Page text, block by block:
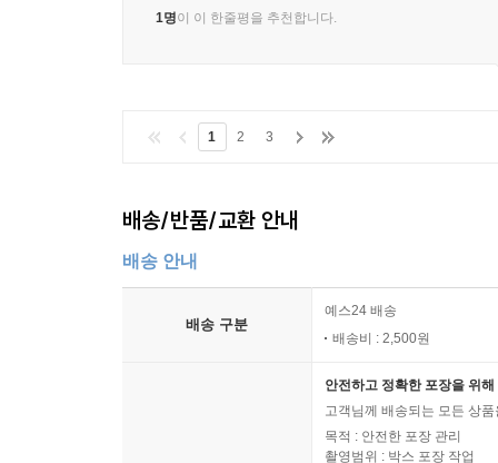
1명이 이 한줄평을 추천합니다.
1 2 3
배송/반품/교환 안내
배송 안내
배송 구분
예스24 배송
배송비 : 2,500원
안전하고 정확한 포장을 위
고객님께 배송되는 모든 상
목적 : 안전한 포장 관리
촬영범위 : 박스 포장 작업